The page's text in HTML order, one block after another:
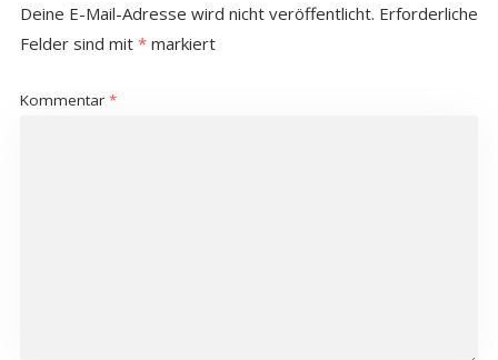
Deine E-Mail-Adresse wird nicht veröffentlicht. Erforderliche
Felder sind mit *markiert
Kommentar *